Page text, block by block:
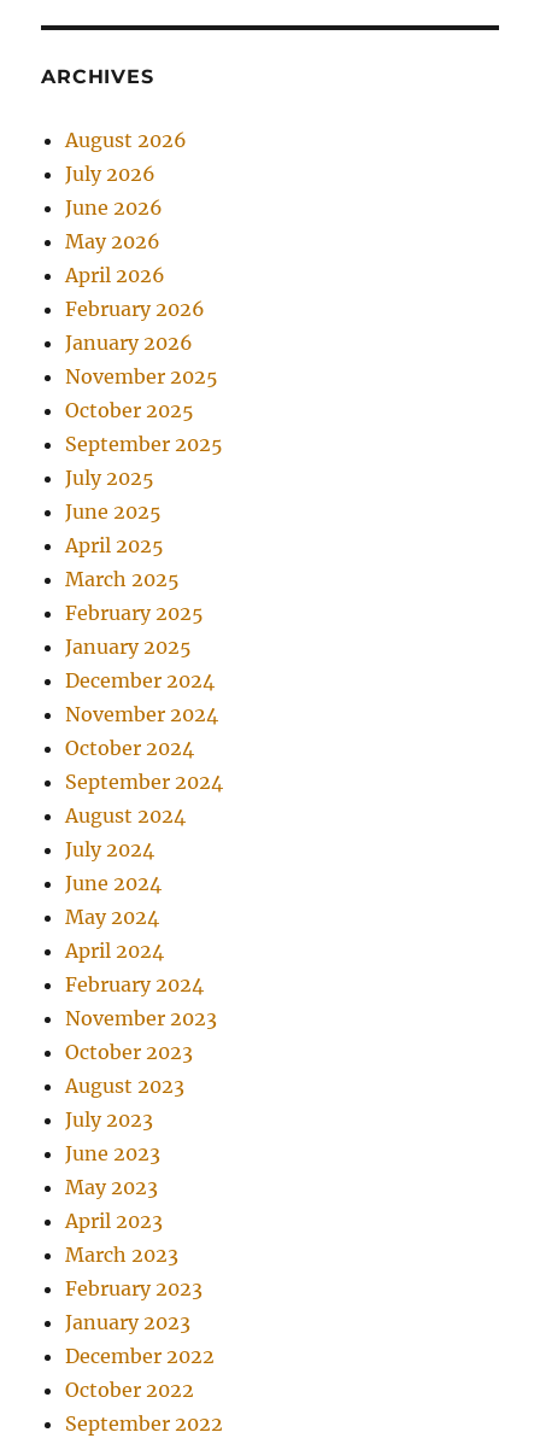
ARCHIVES
August 2026
July 2026
June 2026
May 2026
April 2026
February 2026
January 2026
November 2025
October 2025
September 2025
July 2025
June 2025
April 2025
March 2025
February 2025
January 2025
December 2024
November 2024
October 2024
September 2024
August 2024
July 2024
June 2024
May 2024
April 2024
February 2024
November 2023
October 2023
August 2023
July 2023
June 2023
May 2023
April 2023
March 2023
February 2023
January 2023
December 2022
October 2022
September 2022